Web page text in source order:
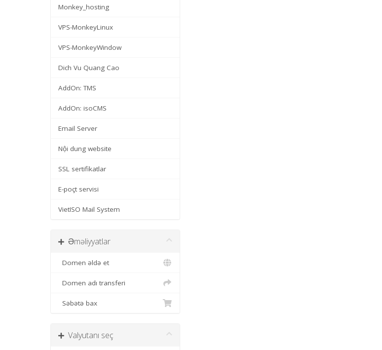
Monkey_hosting
VPS-MonkeyLinux
VPS-MonkeyWindow
Dich Vu Quang Cao
AddOn: TMS
AddOn: isoCMS
Email Server
Nội dung website
SSL sertifikatlar
E-poçt servisi
VietISO Mail System
Əməliyyatlar
Domen əldə et
Domen adı transferi
Səbətə bax
Valyutanı seç